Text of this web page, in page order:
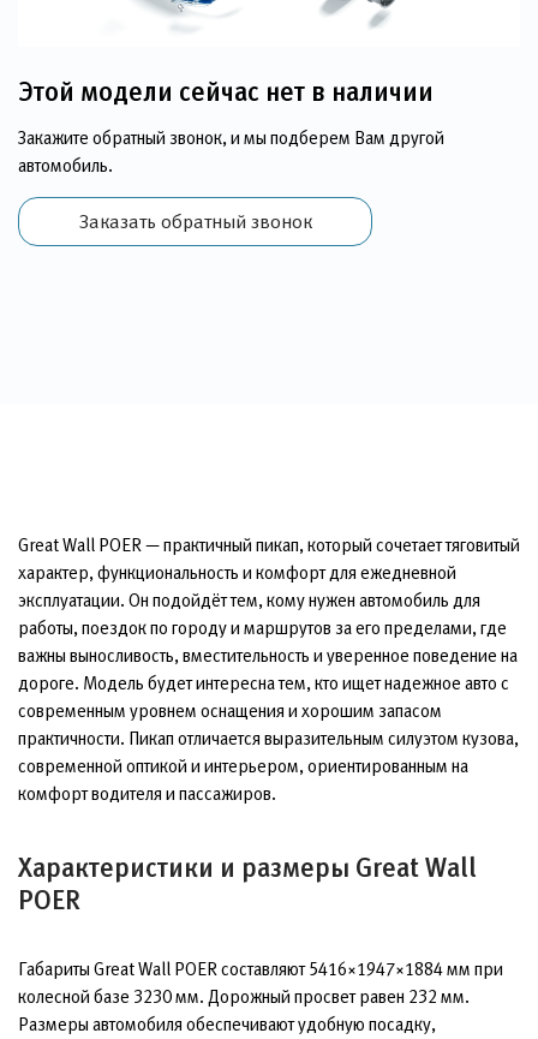
Этой модели сейчас нет в наличии
Закажите обратный звонок, и мы подберем Вам другой
автомобиль.
Заказать обратный звонок
Great Wall POER — практичный пикап, который сочетает тяговитый
характер, функциональность и комфорт для ежедневной
эксплуатации. Он подойдёт тем, кому нужен автомобиль для
работы, поездок по городу и маршрутов за его пределами, где
важны выносливость, вместительность и уверенное поведение на
дороге. Модель будет интересна тем, кто ищет надежное авто с
современным уровнем оснащения и хорошим запасом
практичности. Пикап отличается выразительным силуэтом кузова,
современной оптикой и интерьером, ориентированным на
комфорт водителя и пассажиров.
Характеристики и размеры Great Wall
POER
Габариты Great Wall POER составляют 5416×1947×1884 мм при
колесной базе 3230 мм. Дорожный просвет равен 232 мм.
Размеры автомобиля обеспечивают удобную посадку,